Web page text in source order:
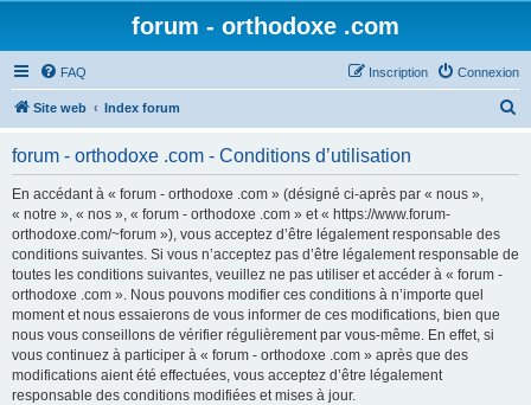
forum - orthodoxe .com
FAQ Connexion
Inscription
Site web Index forum
forum - orthodoxe .com - Conditions d’utilisation
En accédant à « forum - orthodoxe .com » (désigné ci-après par « nous »,
« notre », « nos », « forum - orthodoxe .com » et « https://www.forum-
orthodoxe.com/~forum »), vous acceptez d’être légalement responsable des
conditions suivantes. Si vous n’acceptez pas d’être légalement responsable de
toutes les conditions suivantes, veuillez ne pas utiliser et accéder à « forum -
orthodoxe .com ». Nous pouvons modifier ces conditions à n’importe quel
moment et nous essaierons de vous informer de ces modifications, bien que
nous vous conseillons de vérifier régulièrement par vous-même. En effet, si
vous continuez à participer à « forum - orthodoxe .com » après que des
modifications aient été effectuées, vous acceptez d’être légalement
responsable des conditions modifiées et mises à jour.